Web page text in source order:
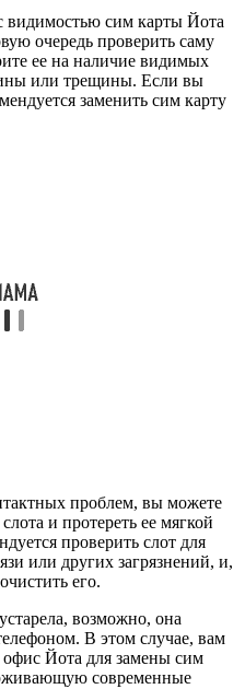
видимостью сим карты Йота
очередь проверить саму
ее на наличие видимых
или трещины. Если вы
заменить сим карту
проблем, вы можете
и протереть ее мягкой
проверить слот для
или других загрязнений, и,
его.
возможно, она
В этом случае, вам
Йота для замены сим
современные